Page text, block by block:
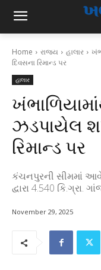
Home રાજ્ય હાલાર
દિવસના રિમાન્ડ પર
હાલાર
ઝડપાયેલ
રિમાન્ડ પર
કંચનપુરની સીમમાં
દ્વારા 4.540 કિ.ગ્રા.
November 29, 2025